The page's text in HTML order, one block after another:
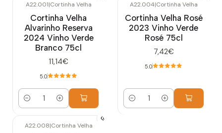
A22.001|Cortinha Velha
Cortinha Velha
Alvarinho Reserva
2024 Vinho Verde
Branco 75cl
11,14€
5.0
Quantidade
A22.004|Cortinha Velha
Cortinha Velha Rosé
2023 Vinho Verde
Rosé 75cl
7,42€
5.0
Quantidade
A22.008|Cortinha Velha